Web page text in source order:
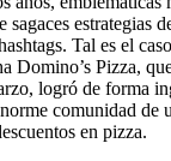
sagaces estrategias
Tal es el
Domino’s Pizza,
logró de forma
comunidad de
en pizza.